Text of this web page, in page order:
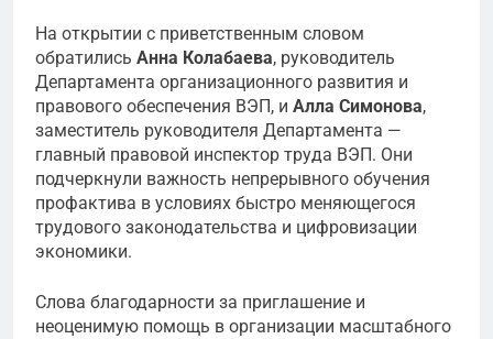
На открытии с приветственным словом
обратились Анна Колабаева, руководитель
Департамента организационного развития и
правового обеспечения ВЭП, и Алла Симонова,
заместитель руководителя Департамента —
главный правовой инспектор труда ВЭП. Они
подчеркнули важность непрерывного обучения
профактива в условиях быстро меняющегося
трудового законодательства и цифровизации
экономики.
Слова благодарности за приглашение и
неоценимую помощь в организации масштабного